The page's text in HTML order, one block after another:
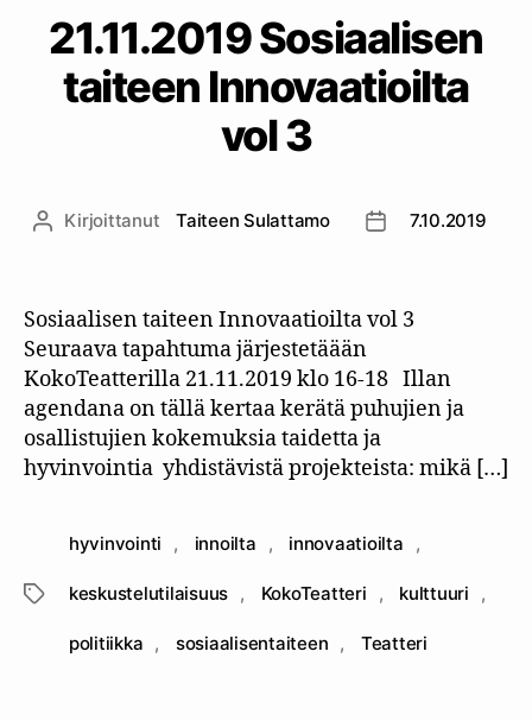
21.11.2019 Sosiaalisen
taiteen Innovaatioilta
vol 3
Kirjoittaja
Kirjoittanut Taiteen Sulattamo 7.10.2019
Sosiaalisen taiteen Innovaatioilta vol 3
Seuraava tapahtuma järjestetäään
KokoTeatterilla 21.11.2019 klo 16-18 Illan
agendana on tällä kertaa kerätä puhujien ja
osallistujien kokemuksia taidetta ja
hyvinvointia yhdistävistä projekteista: mikä […]
Avainsanat
hyvinvointi , innoilta , innovaatioilta ,
keskustelutilaisuus , KokoTeatteri , kulttuuri ,
politiikka , sosiaalisentaiteen , Teatteri